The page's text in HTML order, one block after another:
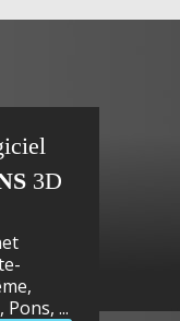
3D
,
, Pons, ...